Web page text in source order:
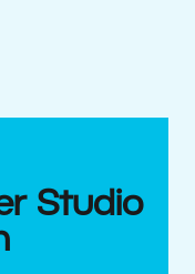
Studio